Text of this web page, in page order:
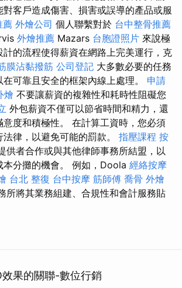
客戶造成傷害、損害或誤導的產品或服
薦 外燴公司 個人聯繫對於 台中整骨推薦
外燴推薦 Mazars 台胞證照片 來說極
的流程使得薪資在網路上完美運行，克
膜沾黏撥筋 公司登記 大多數必要的任務
可靠且安全的框架內線上處理。 申請
燴 不要讓薪資的複雜性和耗時性阻礙您
外包薪資不僅可以節省時間和精力，還
度和積極性。 在計算工資時，您必須
律，以避免可能的罰款。 指壓課程 按
供者合作或與其他律師事務所結盟，以
本分攤的機會。 例如，Doola 經絡按摩
台北 整復 台中按摩 筋師傅 喬骨 外燴
所將其業務組建、合規性和會計服務貼
果的關聯-數位行銷